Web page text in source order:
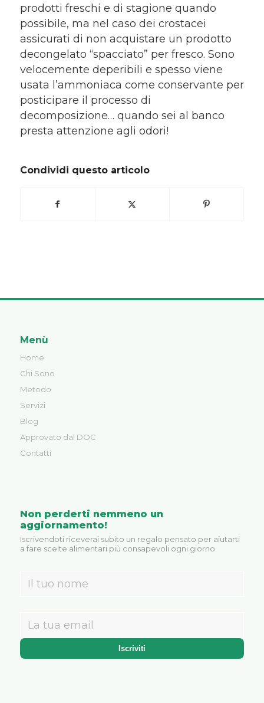
prodotti freschi e di stagione quando
possibile, ma nel caso dei crostacei
assicurati di non acquistare un prodotto
decongelato “spacciato” per fresco. Sono
velocemente deperibili e spesso viene
usata l’ammoniaca come conservante per
posticipare il processo di
decomposizione… quando sei al banco
presta attenzione agli odori!
Condividi questo articolo
Menù
Home
Chi Sono
Metodo
Servizi
Blog
Approvato dal DOC
Contatti
Non perderti nemmeno un
aggiornamento!
Iscrivendoti riceverai subito un regalo pensato per aiutarti
a fare scelte alimentari più consapevoli ogni giorno.